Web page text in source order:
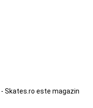
Skates.ro este magazin